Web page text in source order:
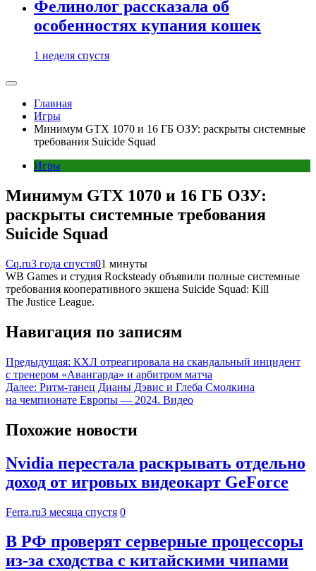
Фелинолог рассказала об
особенностях купания кошек
1 неделя спустя
Главная
Игры
Минимум GTX 1070 и 16 ГБ ОЗУ: раскрыты системные
требования Suicide Squad
Игры
Минимум GTX 1070 и 16 ГБ ОЗУ:
раскрыты системные требования
Suicide Squad
Cq.ru3 года спустя01 минуты
WB Games и студия Rocksteady объявили полные системные
требования кооперативного экшена Suicide Squad: Kill
The Justice League.
Навигация по записям
Предыдущая: КХЛ отреагировала на скандальный инцидент
с тренером «Авангарда» и арбитром матча
Далее: Ритм-танец Дианы Дэвис и Глеба Смолкина
на чемпионате Европы — 2024. Видео
Похожие новости
Nvidia перестала раскрывать отдельно
доход от игровых видеокарт GeForce
Ferra.ru3 месяца спустя 0
В РФ проверят серверные процессоры
из-за сходства с китайскими чипами